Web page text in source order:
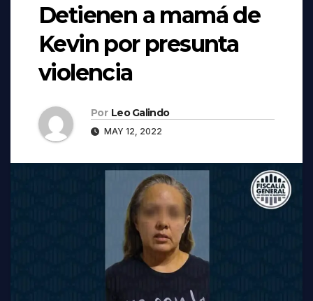
Detienen a mamá de
Kevin por presunta
violencia
Por Leo Galindo
MAY 12, 2022